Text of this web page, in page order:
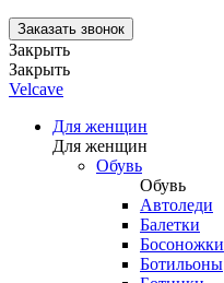
Заказать звонок
Закрыть
Закрыть
Velcave
Для женщин
Для женщин
Обувь
Обувь
Автоледи
Балетки
Босоножки
Ботильоны